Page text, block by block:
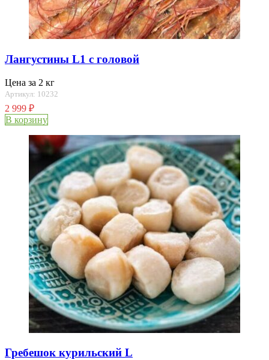
Лангустины L1 с головой
Цена за 2 кг
Артикул: 10232
2 999 ₽
В корзину
Гребешок курильский L